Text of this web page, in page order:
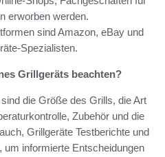
erworben werden.
sind Amazon, eBay und
Spezialisten.
Grillgeräts beachten?
die Größe des Grills, die Art
Zubehör und die
Grillgeräte Testberichte und
um informierte Entscheidungen